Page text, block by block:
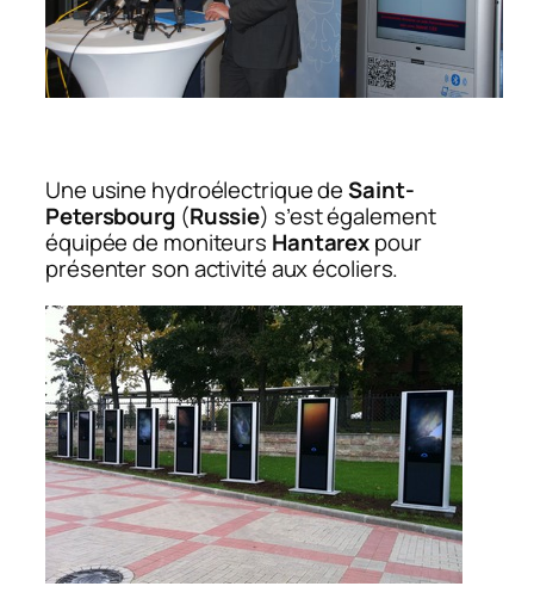
Une usine hydroélectrique deSaint-
Petersbourg (Russie) s’est également
équipée de moniteurs Hantarexpour
présenter son activité aux écoliers.